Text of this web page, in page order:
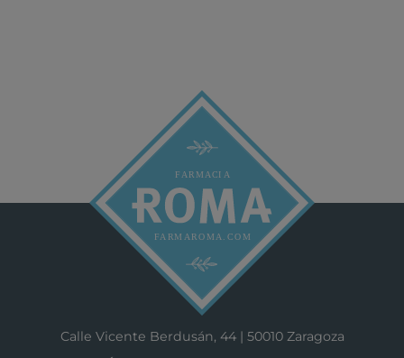
Calle Vicente Berdusán, 44 | 50010 Zaragoza